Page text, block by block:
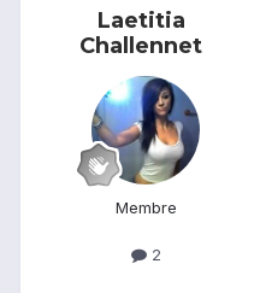
Laetitia
Challennet
Membre
2